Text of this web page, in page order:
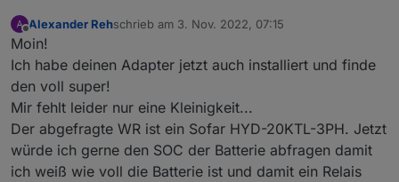
Offline
Alexander Rehschrieb am 3. Nov. 2022, 07:15
zuletzt editiert von
Moin!
Ich habe deinen Adapter jetzt auch installiert und finde
den voll super!
Mir fehlt leider nur eine Kleinigkeit...
Der abgefragte WR ist ein Sofar HYD-20KTL-3PH. Jetzt
würde ich gerne den SOC der Batterie abfragen damit
ich weiß wie voll die Batterie ist und damit ein Relais